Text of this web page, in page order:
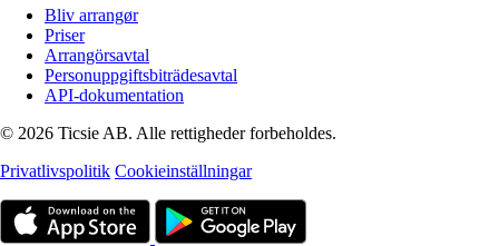
Bliv arrangør
Priser
Arrangörsavtal
Personuppgiftsbiträdesavtal
API-dokumentation
© 2026 Ticsie AB. Alle rettigheder forbeholdes.
Privatlivspolitik Cookieinställningar